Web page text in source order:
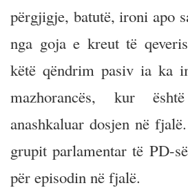
përgjigje, batutë, ironi apo
nga goja e kreut të
këtë qëndrim pasiv ia ka
mazhorancës, kur
anashkaluar dosjen në
grupit parlamentar të PD-
për episodin në fjalë.